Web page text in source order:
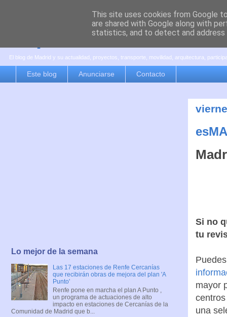
es por madrid
El blog de Madrid y su actualidad, proyectos, transporte, movilidad, arquitectura,
Este blog Anunciarse Contacto
Si no
tu
mayor
una
Lo mejor de la semana
Las 17 estaciones de Renfe Cercanías
que recibirán obras de mejora del plan 'A
Punto'
Renfe pone en marcha el plan A Punto ,
un programa de actuaciones de alto
impacto en estaciones de Cercanías de la
Comunidad de Madrid que b...
This site uses cookies from Google
are shared with Google along with
statistics, and to detect and address